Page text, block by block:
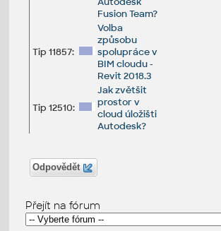
Fusion Team?
Tip 11857:
Volba
způsobu
spolupráce v
BIM cloudu -
Revit 2018.3
Tip 12510:
Jak zvětšit
prostor v
cloud úložišti
Autodesk?
Odpovědět
Přejít na fórum